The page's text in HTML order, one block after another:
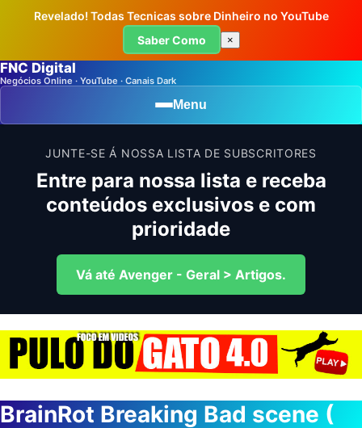
Revelado! Todas Tecnicas sobre Dinheiro no YouTube
Saber Como
×
FNC Digital
Negócios Online · YouTube · Canais Dark
Menu
JUNTE-SE Á NOSSA LISTA DE SUBSCRITORES
Entre para nossa lista e receba
conteúdos exclusivos e com
prioridade
Vá até Avenger - Geral > Artigos.
BrainRot Breaking Bad scene (